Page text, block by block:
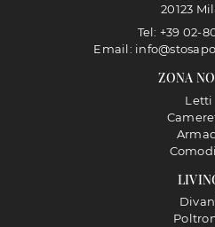
ZONA
Letti
20123
Tel: +39 02-
Email: